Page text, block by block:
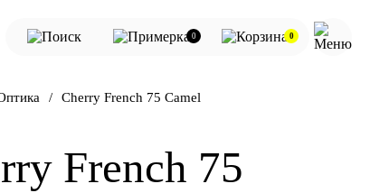
0 0
Cherry French 75 Camel
French 75